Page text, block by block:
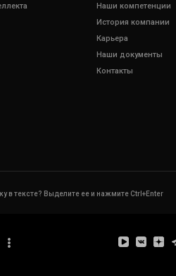
Наши компетенции
История компании
Карьера
Наши документы
Контакты
в тексте? Выделите ее и нажмите Ctrl+Enter